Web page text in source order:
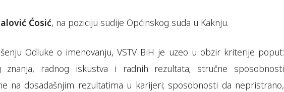
Ćosić, na poziciju sudije Općinskog suda u Kaknju.
Odluke o imenovanju, VSTV BiH je uzeo u obzir kriterije poput:
znanja, radnog iskustva i radnih rezultata; stručne sposobnosti
na dosadašnjim rezultatima u karijeri; sposobnosti da nepristrano,